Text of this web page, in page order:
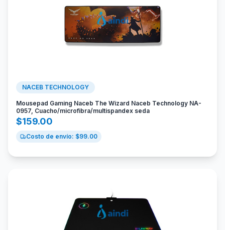
NACEB TECHNOLOGY
Mousepad Gaming Naceb The Wizard Naceb Technology NA-
0957, Cuacho/microfibra/multispandex seda
$159.00
Costo de envío: $99.00